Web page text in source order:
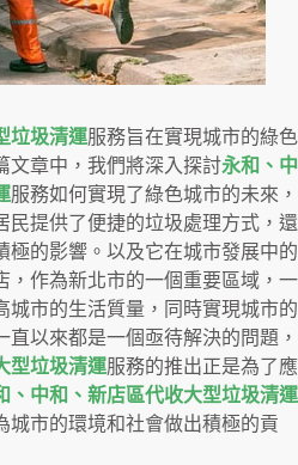
垃圾清運服務旨在實現城市的綠色
文章中，我們將深入探討永和、中
服務如何實現了綠色城市的未來，
民提供了便捷的垃圾處理方式，還
極的影響。以及它在城市發展中的
，作為新北市的一個重要區域，一
城市的生活質量，同時實現城市的
以來都是一個亟待解決的問題，
型垃圾清運服務的推出正是為了應
、中和、新店區代收大型垃圾清運
城市的環境和社會做出積極的貢